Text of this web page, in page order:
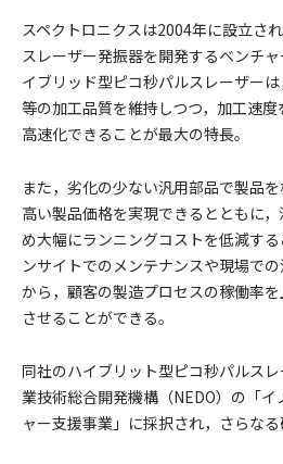
スペクトロニクスは2004年に設立さ
スレーザー発振器を開発するベンチ
イブリッド型ピコ秒パルスレーザー
等の加工品質を維持しつつ，加工速
高速化できることが最大の特長。
また，劣化の少ない汎用部品で製品
高い製品価格を実現できるとともに
め大幅にランニングコストを低減す
ンサイトでのメンテナンスや現場で
から，顧客の製造プロセスの稼働率
させることができる。
同社のハイブリット型ピコ秒パルス
業技術総合開発機構（NEDO）の「
ャー支援事業」に採択され，さらなる